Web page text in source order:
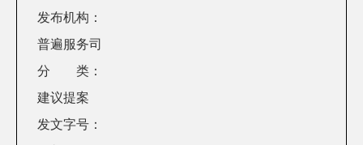
发布机构：
普遍服务司
分 类：
建议提案
发文字号：